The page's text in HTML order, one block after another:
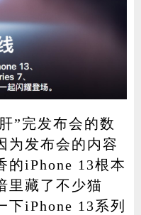
”完发布会的数
为发布会的内容
的iPhone 13根本
里藏了不少猫
下iPhone 13系列